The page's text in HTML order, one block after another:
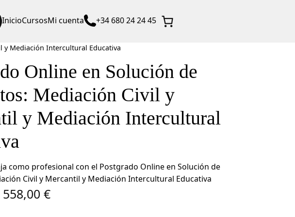
InicioCursosMi cuenta +34 680 24 24 45
y Mediación Intercultural Educativa
Online en Solución de
Mediación Civil y
y Mediación Intercultural
como profesional con el Postgrado Online en Solución de
Civil y Mercantil y Mediación Intercultural Educativa
E
558,00 €E